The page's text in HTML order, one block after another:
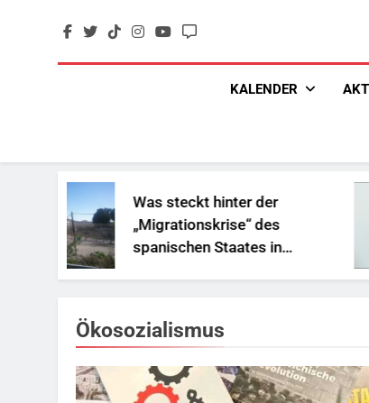
KALENDER
Was steckt hinter der
„Migrationskrise“ des
spanischen Staates in
Nordafrika?
Ökosozialismus